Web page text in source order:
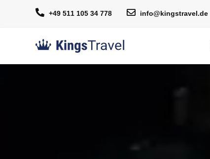
+49 511 105 34 778 info@kingstravel.de